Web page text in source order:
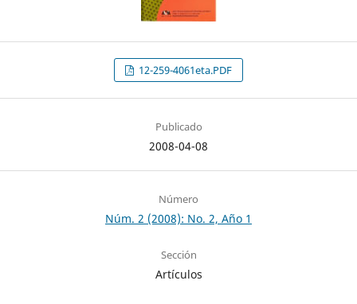
12-259-4061eta.PDF
Publicado
2008-04-08
Número
Núm. 2 (2008): No. 2, Año 1
Sección
Artículos